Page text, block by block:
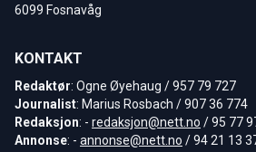
6099 Fosnavåg
KONTAKT
Redaktør: Ogne Øyehaug / 957 79 727
Journalist: Marius Rosbach / 907 36 774
Redaksjon: - redaksjon@nett.no / 95 77
Annonse: - annonse@nett.no / 94 21 13